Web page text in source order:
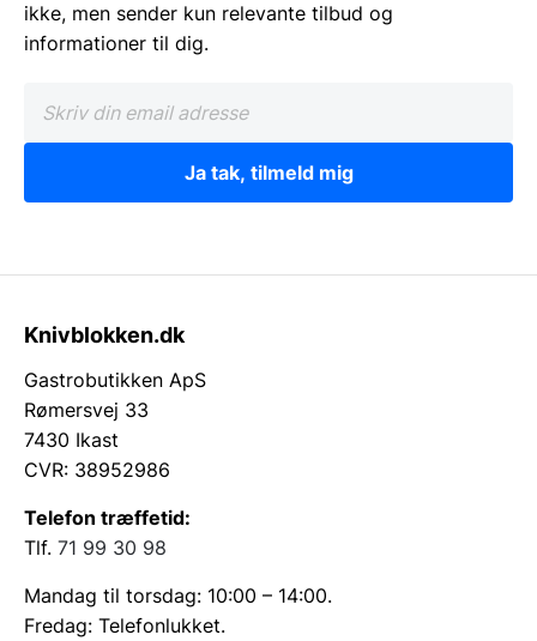
ikke, men sender kun relevante tilbud og
informationer til dig.
Ja tak, tilmeld mig
Knivblokken.dk
Gastrobutikken ApS
Rømersvej 33
7430 Ikast
CVR: 38952986
Telefon træffetid:
Tlf. 71 99 30 98
Mandag til torsdag: 10:00 – 14:00.
Fredag: Telefonlukket.